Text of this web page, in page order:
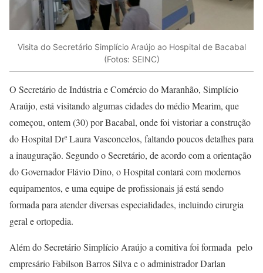
Visita do Secretário Simplício Araújo ao Hospital de Bacabal
(Fotos: SEINC)
O Secretário de Indústria e Comércio do Maranhão, Simplício
Araújo, está visitando algumas cidades do médio Mearim, que
começou, ontem (30) por Bacabal, onde foi vistoriar a construção
do Hospital Drª Laura Vasconcelos, faltando poucos detalhes para
a inauguração. Segundo o Secretário, de acordo com a orientação
do Governador Flávio Dino, o Hospital contará com modernos
equipamentos, e uma equipe de profissionais já está sendo
formada para atender diversas especialidades, incluindo cirurgia
geral e ortopedia.
Além do Secretário Simplício Araújo a comitiva foi formada pelo
empresário Fabilson Barros Silva e o administrador Darlan